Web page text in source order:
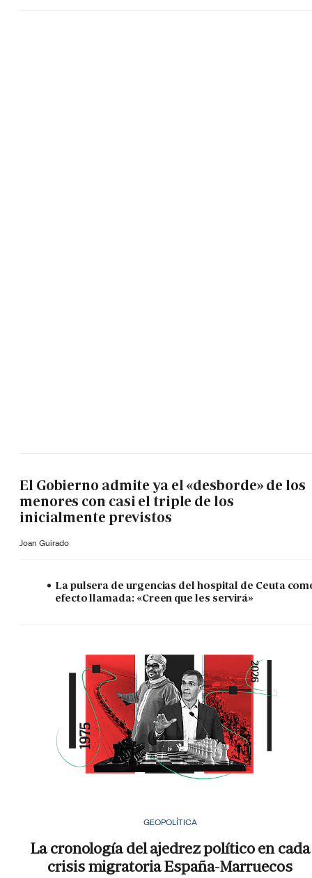
El Gobierno admite ya el «desborde» de los
menores con casi el triple de los
inicialmente previstos
Joan Guirado
La pulsera de urgencias del hospital de Ceuta
efecto llamada: «Creen que les servirá»
GEOPOLÍTICA
La cronología del ajedrez político en cada
crisis migratoria España-Marruecos